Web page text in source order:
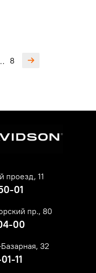
8
проезд, 11
01
пр., 80
00
32
11